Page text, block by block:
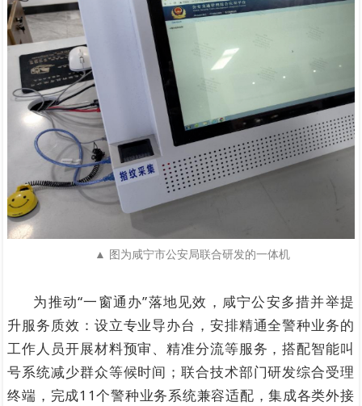
▲ 图为咸宁市公安局联合研发的一体机
为推动“一窗通办”落地见效，咸宁公安多措并举提
升服务质效：设立专业导办台，安排精通全警种业务的
工作人员开展材料预审、精准分流等服务，搭配智能叫
号系统减少群众等候时间；联合技术部门研发综合受理
终端，完成11个警种业务系统兼容适配，集成各类外接